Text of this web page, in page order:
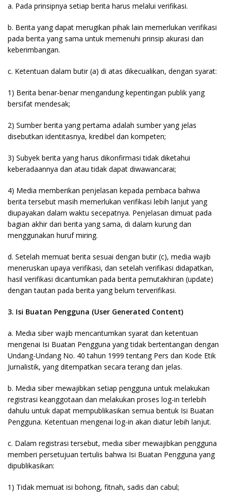
a. Pada prinsipnya setiap berita harus melalui verifikasi.
b. Berita yang dapat merugikan pihak lain memerlukan verifikasi
pada berita yang sama untuk memenuhi prinsip akurasi dan
keberimbangan.
c. Ketentuan dalam butir (a) di atas dikecualikan, dengan syarat:
1) Berita benar-benar mengandung kepentingan publik yang
bersifat mendesak;
2) Sumber berita yang pertama adalah sumber yang jelas
disebutkan identitasnya, kredibel dan kompeten;
3) Subyek berita yang harus dikonfirmasi tidak diketahui
keberadaannya dan atau tidak dapat diwawancarai;
4) Media memberikan penjelasan kepada pembaca bahwa
berita tersebut masih memerlukan verifikasi lebih lanjut yang
diupayakan dalam waktu secepatnya. Penjelasan dimuat pada
bagian akhir dari berita yang sama, di dalam kurung dan
menggunakan huruf miring.
d. Setelah memuat berita sesuai dengan butir (c), media wajib
meneruskan upaya verifikasi, dan setelah verifikasi didapatkan,
hasil verifikasi dicantumkan pada berita pemutakhiran (update)
dengan tautan pada berita yang belum terverifikasi.
3. Isi Buatan Pengguna (User Generated Content)
a. Media siber wajib mencantumkan syarat dan ketentuan
mengenai Isi Buatan Pengguna yang tidak bertentangan dengan
Undang-Undang No. 40 tahun 1999 tentang Pers dan Kode Etik
Jurnalistik, yang ditempatkan secara terang dan jelas.
b. Media siber mewajibkan setiap pengguna untuk melakukan
registrasi keanggotaan dan melakukan proses log-in terlebih
dahulu untuk dapat mempublikasikan semua bentuk Isi Buatan
Pengguna. Ketentuan mengenai log-in akan diatur lebih lanjut.
c. Dalam registrasi tersebut, media siber mewajibkan pengguna
memberi persetujuan tertulis bahwa Isi Buatan Pengguna yang
dipublikasikan:
1) Tidak memuat isi bohong, fitnah, sadis dan cabul;